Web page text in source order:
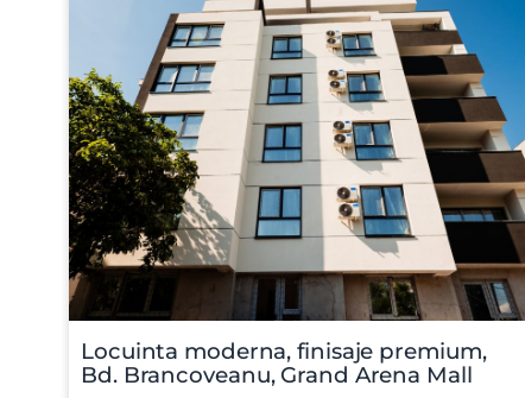
Locuinta moderna, finisaje premium,
Bd. Brancoveanu, Grand Arena Mall